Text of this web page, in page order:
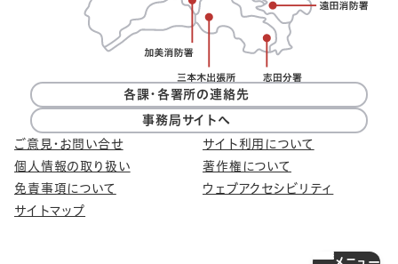
各課・各署所の連絡先
事務局サイトへ
ご意見・お問い合せ
サイト利用について
個人情報の取り扱い
著作権について
免責事項について
ウェブアクセシビリティ
サイトマップ